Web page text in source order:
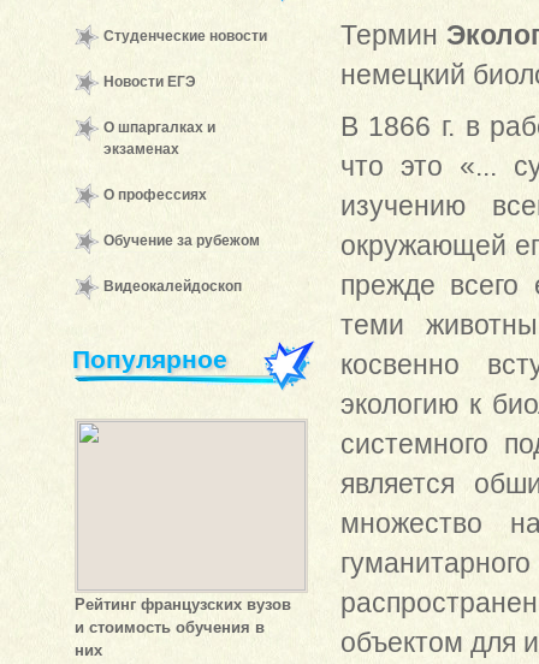
Студенческие новости
Новости ЕГЭ
О шпаргалках и
экзаменах
О профессиях
Обучение за рубежом
Видеокалейдоскоп
Популярное
Рейтинг французских вузов
и стоимость обучения в
них
Термин
немецкий
В 1866 г. в
что это «...
изучению
окружающей
прежде
теми
косвенно
экологию к
системного
является
множество
объектом для